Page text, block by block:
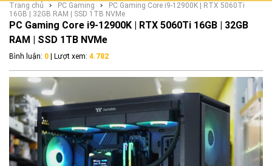
Trang chủ PC Gaming
PC Gaming Core i9-12900K | RTX 5060Ti
16GB | 32GB RAM | SSD 1TB NVMe
PC Gaming Core i9-12900K | RTX 5060Ti 16GB | 32GB
RAM | SSD 1TB NVMe
Bình luận: 0 | Lượt xem: 4.782